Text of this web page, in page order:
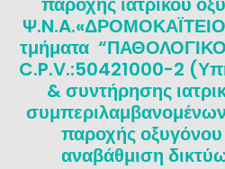
τμήματα
C.P.V.:50421000-2
& συντήρησης
παροχής
αναβάθμιση